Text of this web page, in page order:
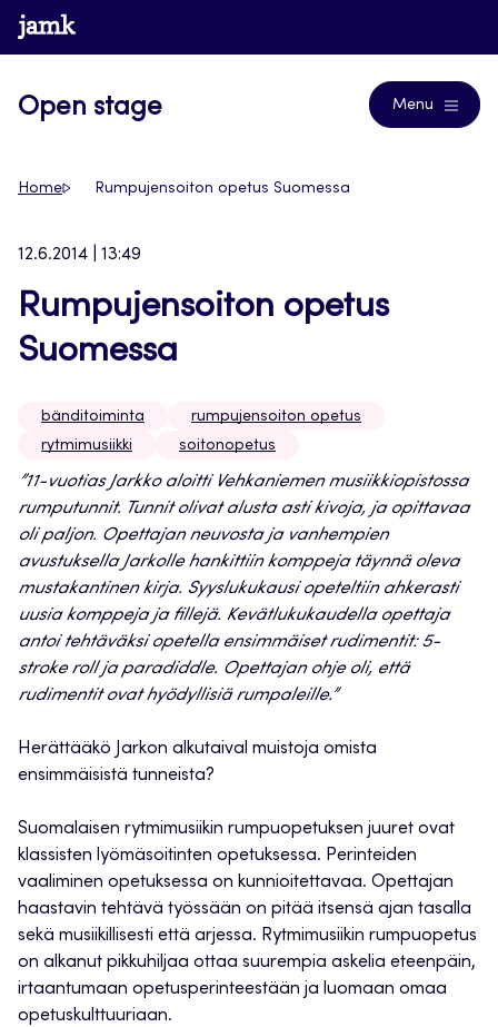
Siirry
suoraan
www.jamk.fi
Open stage Menu
Home Rumpujensoiton opetus Suomessa
12.6.2014 | 13:49
Rumpujensoiton opetus
Suomessa
bänditoiminta
rumpujensoiton opetus
rytmimusiikki
soitonopetus
”11-vuotias Jarkko aloitti Vehkaniemen musiikkiopistossa
rumputunnit. Tunnit olivat alusta asti kivoja, ja opittavaa
oli paljon. Opettajan neuvosta ja vanhempien
avustuksella Jarkolle hankittiin komppeja täynnä oleva
mustakantinen kirja. Syyslukukausi opeteltiin ahkerasti
uusia komppeja ja fillejä. Kevätlukukaudella opettaja
antoi tehtäväksi opetella ensimmäiset rudimentit: 5-
stroke roll ja paradiddle. Opettajan ohje oli, että
rudimentit ovat hyödyllisiä rumpaleille.”
Herättääkö Jarkon alkutaival muistoja omista
ensimmäisistä tunneista?
Suomalaisen rytmimusiikin rumpuopetuksen juuret ovat
klassisten lyömäsoitinten opetuksessa. Perinteiden
vaaliminen opetuksessa on kunnioitettavaa. Opettajan
haastavin tehtävä työssään on pitää itsensä ajan tasalla
sekä musiikillisesti että arjessa. Rytmimusiikin rumpuopetus
on alkanut pikkuhiljaa ottaa suurempia askelia eteenpäin,
irtaantumaan opetusperinteestään ja luomaan omaa
opetuskulttuuriaan.